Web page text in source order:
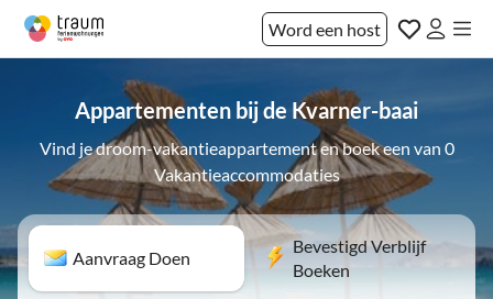
Word een host
Appartementen bij de Kvarner-baai
Vind je droom-vakantieappartement en boek een van 0
Vakantieaccommodaties
Aanvraag Doen
Bevestigd Verblijf
Boeken